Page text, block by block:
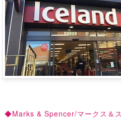
◆Marks & Spencer/マークス＆